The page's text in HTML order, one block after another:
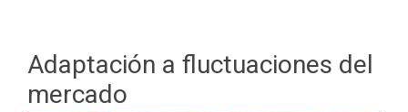
Adaptación a fluctuaciones del
mercado